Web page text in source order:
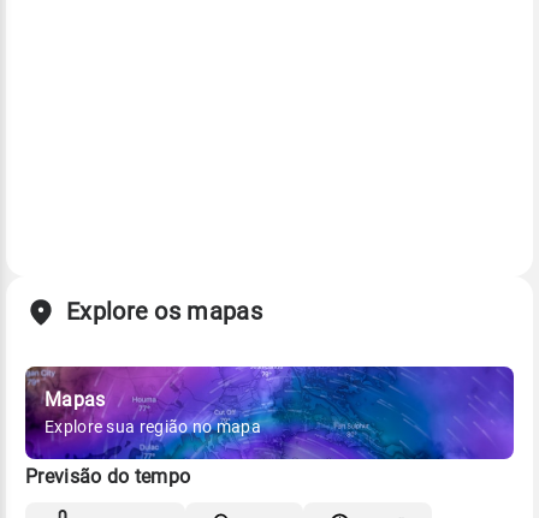
Explore os mapas
Mapas
Explore sua região no mapa
Previsão do tempo